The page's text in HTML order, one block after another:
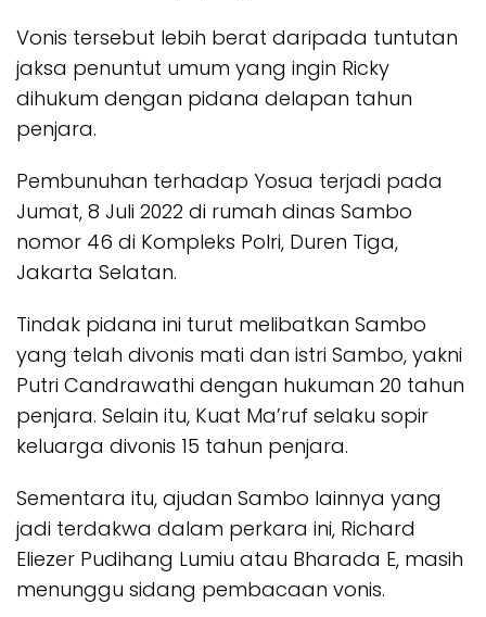
Vonis tersebut lebih berat daripada tuntutan
jaksa penuntut umum yang ingin Ricky
dihukum dengan pidana delapan tahun
penjara.
Pembunuhan terhadap Yosua terjadi pada
Jumat, 8 Juli 2022 di rumah dinas Sambo
nomor 46 di Kompleks Polri, Duren Tiga,
Jakarta Selatan.
Tindak pidana ini turut melibatkan Sambo
yang telah divonis mati dan istri Sambo, yakni
Putri Candrawathi dengan hukuman 20 tahun
penjara. Selain itu, Kuat Ma’ruf selaku sopir
keluarga divonis 15 tahun penjara.
Sementara itu, ajudan Sambo lainnya yang
jadi terdakwa dalam perkara ini, Richard
Eliezer Pudihang Lumiu atau Bharada E, masih
menunggu sidang pembacaan vonis.